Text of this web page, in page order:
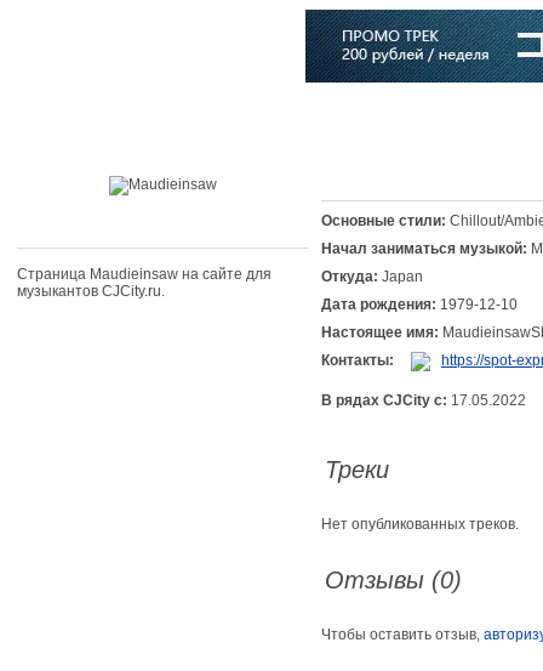
Страница Maudieinsaw на сайте для
музыкантов CJCity.ru.
Основные стили: Chillout/
Начал заниматься музыкой:
Откуда: Japan
Дата рождения: 1979-12-10
Настоящее имя:
Контакты:
https://spot-
В рядах CJCity с: 17.05.2022
Треки
Нет опубликованных треков.
Отзывы (0)
Чтобы оставить отзыв,